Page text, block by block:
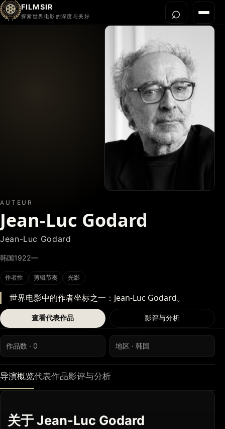
FILMSIR
探索世界电影的深度与美好 菜单
⌕打开
AUTEUR
Jean-Luc Godard
Jean-Luc Godard
韩国1922—
作者性 剪辑节奏 光影
世界电影中的作者坐标之一：Jean-Luc Godard。
查看代表作品 影评与分析
作品数 · 0 地区 · 韩国
导演概览代表作品影评与分析
关于 Jean-Luc Godard